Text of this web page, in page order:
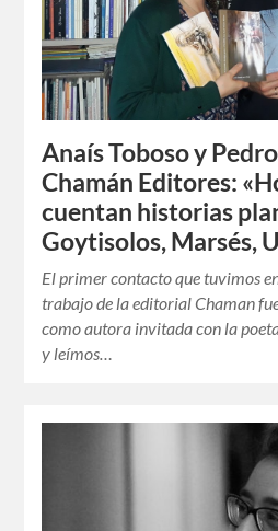
Anaís Toboso y
Chamán Editores:
cuentan historias
Goytisolos, Marsés,
El primer contacto que tuvimos
trabajo de la editorial Chaman
como autora invitada con la
y leímos…